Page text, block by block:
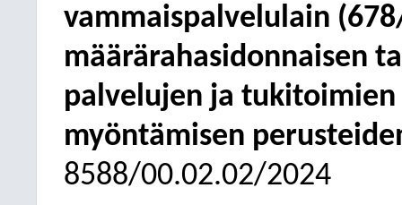
vammaispalvelulain
määrärahasidonnaisen
palvelujen ja tukitoimien
myöntämisen
8588/00.02.02/2024